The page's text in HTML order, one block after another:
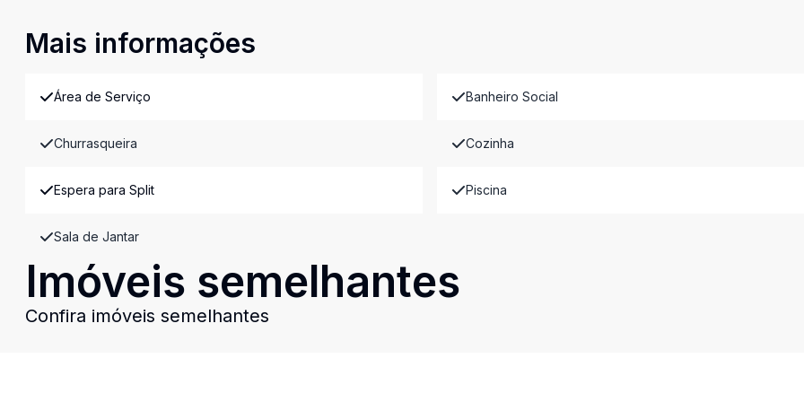
Mais informações
Área de Serviço Banheiro Social
Churrasqueira Cozinha
Espera para Split Piscina
Sala de Jantar
Imóveis semelhantes
Confira imóveis semelhantes